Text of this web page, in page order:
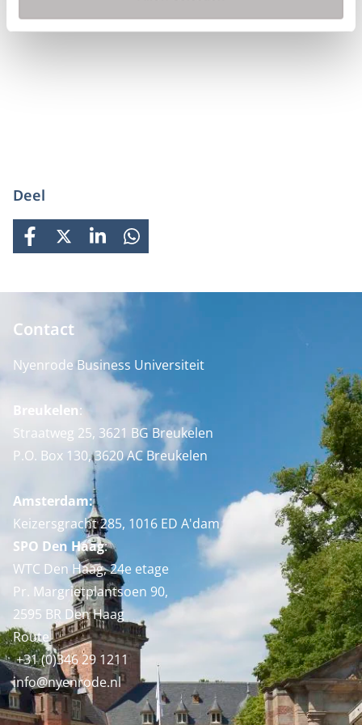
Deel
FACEBOOK
X LINKEDINWHATSAPP
Contact
Nyenrode Business Universiteit
Breukelen:
Straatweg 25, 3621 BG Breukelen
P.O. Box 130, 3620 AC Breukelen
Amsterdam:
Keizersgracht 285, 1016 ED A'dam
SPO Den Haag:
WTC Den Haag, 24e etage
Pr. Margrietplantsoen 90,
2595 BR Den Haag
Route
+31 (0)346 29 1211
info@nyenrode.nl